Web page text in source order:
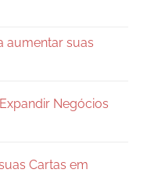
aumentar suas
Negócios
Cartas em